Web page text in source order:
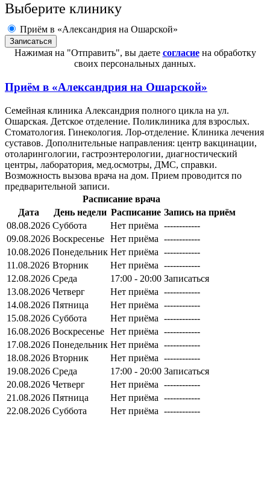
Выберите клинику
Приём в «Александрия на Ошарской»
Нажимая на "Отправить", вы даете согласиена обработку
своих персональных данных.
Приём в «Александрия на Ошарской»
Семейная клиника Александрия полного цикла на ул.
Ошарская. Детское отделение. Поликлиника для взрослых.
Стоматология. Гинекология. Лор-отделение. Клиника лечения
суставов. Дополнительные направления: центр вакцинации,
отоларингологии, гастроэнтерологии, диагностический
центры, лаборатория, мед.осмотры, ДМС, справки.
Возможность вызова врача на дом. Прием проводится по
предварительной записи.
Расписание врача
Дата
День недели Расписание Запись на приём
08.08.2026 Суббота Нет приёма ------------
09.08.2026 Воскресенье Нет приёма ------------
10.08.2026 Понедельник Нет приёма ------------
11.08.2026 Вторник Нет приёма ------------
12.08.2026 Среда 17:00 - 20:00 Записаться
13.08.2026 Четверг Нет приёма ------------
14.08.2026 Пятница Нет приёма ------------
15.08.2026 Суббота Нет приёма ------------
16.08.2026 Воскресенье Нет приёма ------------
17.08.2026 Понедельник Нет приёма ------------
18.08.2026 Вторник Нет приёма ------------
19.08.2026 Среда 17:00 - 20:00 Записаться
20.08.2026 Четверг Нет приёма ------------
21.08.2026 Пятница Нет приёма ------------
22.08.2026 Суббота Нет приёма ------------